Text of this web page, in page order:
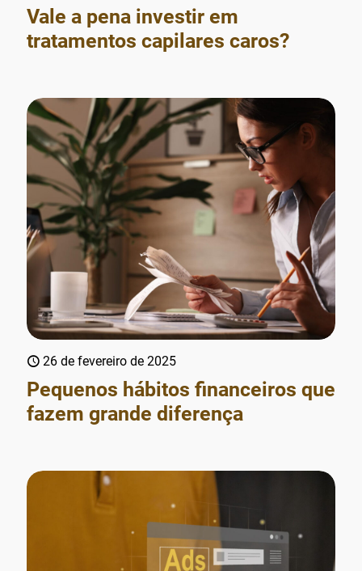
Vale a pena investir em
tratamentos capilares caros?
26 de fevereiro de 2025
Pequenos hábitos financeiros que
fazem grande diferença